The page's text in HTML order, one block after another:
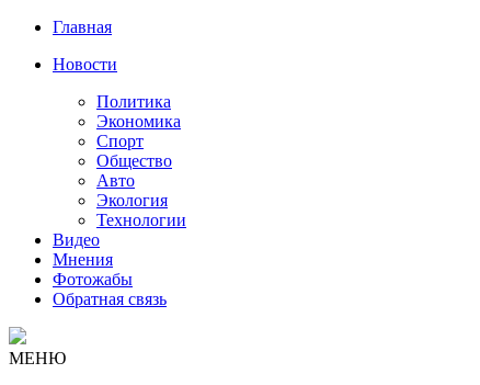
Главная
Новости
Политика
Экономика
Спорт
Общество
Авто
Экология
Технологии
Видео
Мнения
Фотожабы
Обратная связь
МЕНЮ